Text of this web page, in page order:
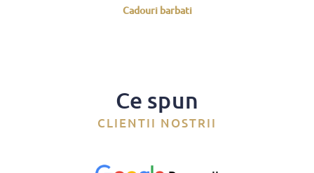
Cadouri barbati
Ce spun
CLIENTII NOSTRII